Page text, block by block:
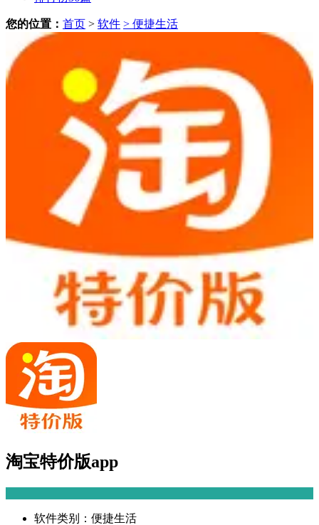
您的位置： 首页 > 软件 > 便捷生活
淘宝特价版app
软件类别： 便捷生活